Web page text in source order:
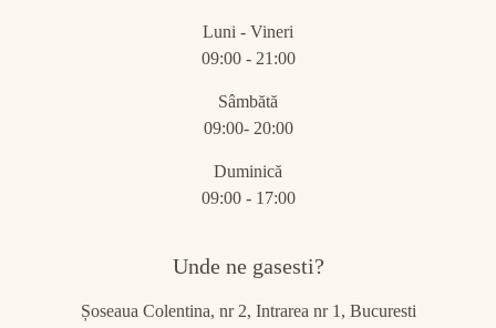
Luni - Vineri
09:00 - 21:00
Sâmbătă
09:00- 20:00
Duminică
09:00 - 17:00
Unde ne gasesti?
Șoseaua Colentina, nr 2, Intrarea nr 1, Bucuresti